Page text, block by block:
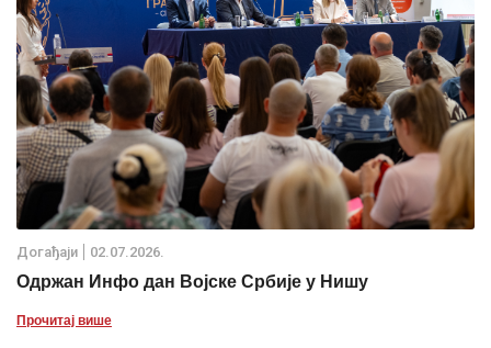
Дoгађаjи 02.07.2026.
Одржан Инфо дан Војске Србије у Нишу
Прочитај више